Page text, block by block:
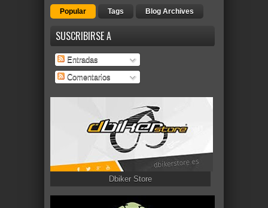
Popular Tags Blog Archives
SUSCRIBIRSE A
Entradas
Comentarios
Dbiker Store